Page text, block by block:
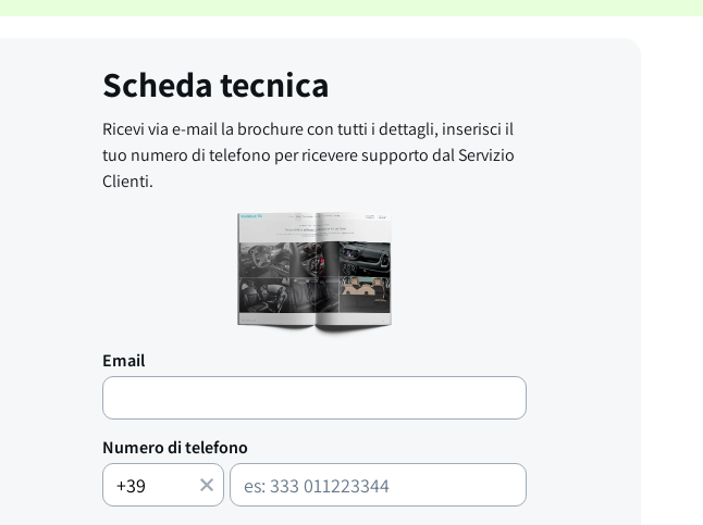
Scheda tecnica
Ricevi via e-mail la brochure con tutti i dettagli, inserisci il
tuo numero di telefono per ricevere supporto dal Servizio
Clienti.
Email
Numero di telefono